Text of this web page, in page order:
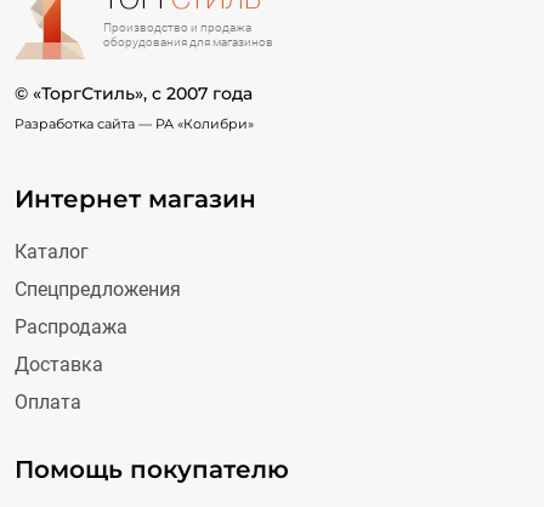
Производство и продажа
оборудования для магазинов
© «ТоргСтиль», c 2007 года
Разработка сайта — РА «Колибри»
Интернет магазин
Каталог
Спецпредложения
Распродажа
Доставка
Оплата
Помощь покупателю